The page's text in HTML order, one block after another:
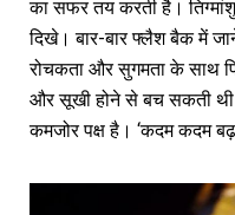
का सफर तय करती है।
दिखे। बार-बार फ्लैश बैक में
रोचकता और सुगमता के साथ
और सूखी होने से बच सकती
कमजोर पक्ष है। ‘कदम कदम